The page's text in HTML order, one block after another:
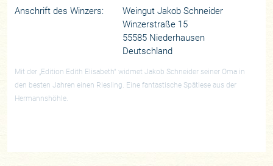
Anschrift des Winzers:
Weingut Jakob Schneider
Winzerstraße 15
55585 Niederhausen
Deutschland
Mit der „Edition Edith Elisabeth“ widmet Jakob Schneider seiner Oma in
den besten Jahren einen Riesling. Eine fantastische Spätlese aus der
Hermannshöhle.